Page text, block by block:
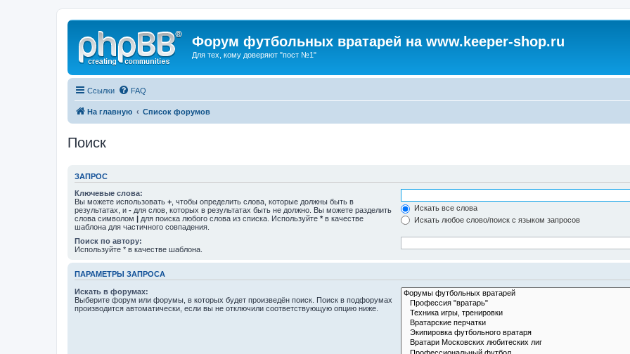
Форум футбольных вратарей на www.keeper-shop.ru
Для тех, кому доверяют "пост №1"
Ссылки FAQ
На главную Список форумов
Поиск
ЗАПРОС
Ключевые слова:
Вы можете использовать + , чтобы определить слова, которые должны быть в
результатах, и - для слов, которых в результатах быть не должно. Вы можете разделить
слова символом | для поиска любого слова из списка. Используйте * в качестве
шаблона для частичного совпадения.
Искать все слова
Искать любое слово/поиск с языком запросов
Поиск по автору:
Используйте * в качестве шаблона.
ПАРАМЕТРЫ ЗАПРОСА
Искать в форумах:
Выберите форум или форумы, в которых будет произведён поиск. Поиск в подфорумах
производится автоматически, если вы не отключили соответствующую опцию ниже.